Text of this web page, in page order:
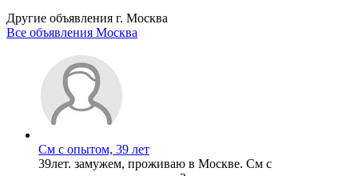
Другие объявления г. Москва
Все объявления Москва
См с опытом, 39 лет
39лет. замужем, проживаю в Москве. См с